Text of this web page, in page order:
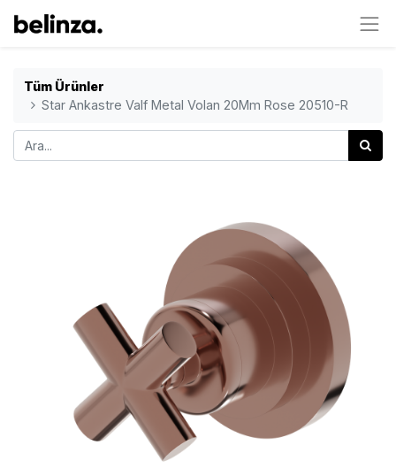
Tüm Ürünler
Star Ankastre Valf Metal Volan 20Mm Rose 20510-R